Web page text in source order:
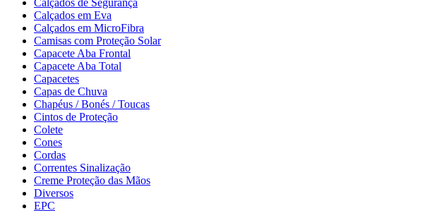
Calçados em Eva
Calçados em MicroFibra
Camisas com Proteção Solar
Capacete Aba Frontal
Capacete Aba Total
Capacetes
Capas de Chuva
Chapéus / Bonés / Toucas
Cintos de Proteção
Colete
Cones
Cordas
Correntes Sinalização
Creme Proteção das Mãos
Diversos
EPC